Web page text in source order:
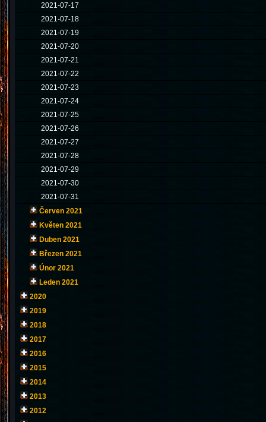
2021-07-17
2021-07-18
2021-07-19
2021-07-20
2021-07-21
2021-07-22
2021-07-23
2021-07-24
2021-07-25
2021-07-26
2021-07-27
2021-07-28
2021-07-29
2021-07-30
2021-07-31
Červen 2021
Květen 2021
Duben 2021
Březen 2021
Únor 2021
Leden 2021
2020
2019
2018
2017
2016
2015
2014
2013
2012